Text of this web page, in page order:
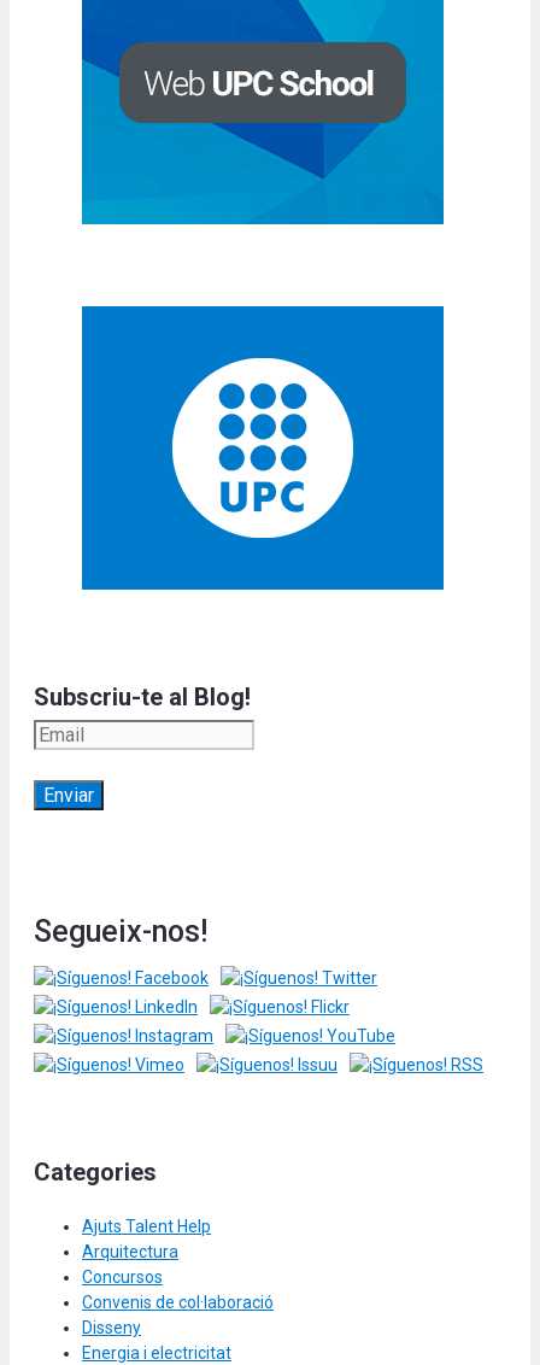
Subscriu-te al Blog!
Segueix-nos!
Categories
Ajuts Talent Help
Arquitectura
Concursos
Convenis de col·laboració
Disseny
Energia i electricitat